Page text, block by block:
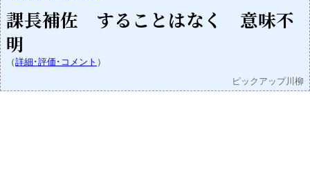
課長補佐 することはなく 意味不
明
（詳細･評価･コメント ）
ピックアップ川柳